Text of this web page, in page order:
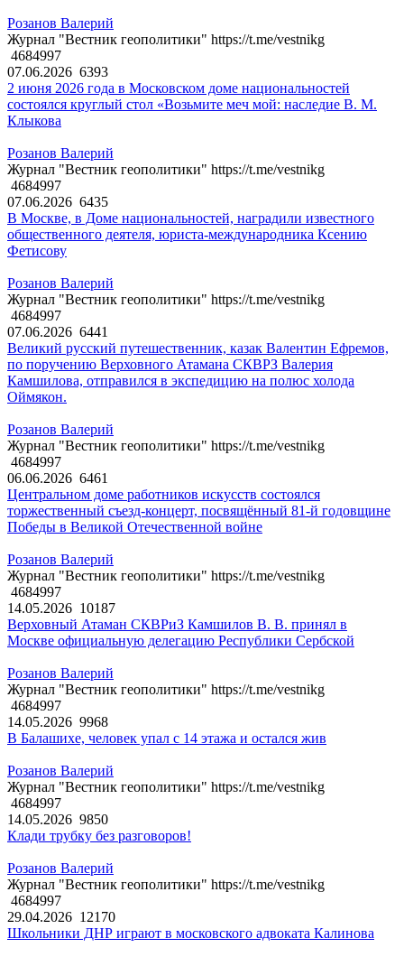
Розанов Валерий
Журнал "Вестник геополитики" https://t.me/vestnikg
4684997
07.06.2026 6393
2 июня 2026 года в Московском доме национальностей
состоялся круглый стол «Возьмите меч мой: наследие В. М.
Клыкова
Розанов Валерий
Журнал "Вестник геополитики" https://t.me/vestnikg
4684997
07.06.2026 6435
В Москве, в Доме национальностей, наградили известного
общественного деятеля, юриста-международника Ксению
Фетисову
Розанов Валерий
Журнал "Вестник геополитики" https://t.me/vestnikg
4684997
07.06.2026 6441
Великий русский путешественник, казак Валентин Ефремов,
по поручению Верховного Атамана СКВРЗ Валерия
Камшилова, отправился в экспедицию на полюс холода
Оймякон.
Розанов Валерий
Журнал "Вестник геополитики" https://t.me/vestnikg
4684997
06.06.2026 6461
Центральном доме работников искусств состоялся
торжественный съезд-концерт, посвящённый 81-й годовщине
Победы в Великой Отечественной войне
Розанов Валерий
Журнал "Вестник геополитики" https://t.me/vestnikg
4684997
14.05.2026 10187
Верховный Атаман СКВРиЗ Камшилов В. В. принял в
Москве официальную делегацию Республики Сербской
Розанов Валерий
Журнал "Вестник геополитики" https://t.me/vestnikg
4684997
14.05.2026 9968
В Балашихе, человек упал с 14 этажа и остался жив
Розанов Валерий
Журнал "Вестник геополитики" https://t.me/vestnikg
4684997
14.05.2026 9850
Клади трубку без разговоров!
Розанов Валерий
Журнал "Вестник геополитики" https://t.me/vestnikg
4684997
29.04.2026 12170
Школьники ДНР играют в московского адвоката Калинова